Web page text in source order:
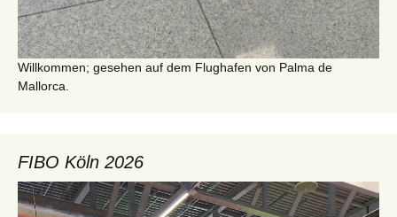
Willkommen; gesehen auf dem Flughafen von Palma de
Mallorca.
FIBO Köln 2026
Video-
Player